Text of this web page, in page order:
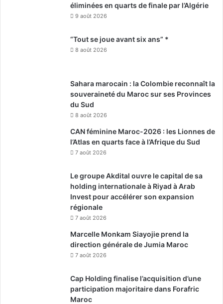
éliminées en quarts de finale par l’Algérie
9 août 2026
“Tout se joue avant six ans” *
8 août 2026
Sahara marocain : la Colombie reconnaît la
souveraineté du Maroc sur ses Provinces
du Sud
8 août 2026
CAN féminine Maroc-2026 : les Lionnes de
l’Atlas en quarts face à l’Afrique du Sud
7 août 2026
Le groupe Akdital ouvre le capital de sa
holding internationale à Riyad à Arab
Invest pour accélérer son expansion
régionale
7 août 2026
Marcelle Monkam Siayojie prend la
direction générale de Jumia Maroc
7 août 2026
Cap Holding finalise l’acquisition d’une
participation majoritaire dans Forafric
Maroc